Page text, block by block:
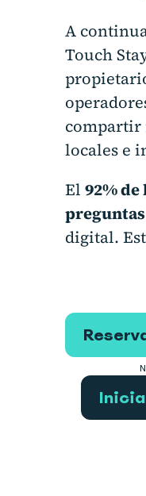
A
Touch
compartir
locales e
El 92%
preguntas
digital.